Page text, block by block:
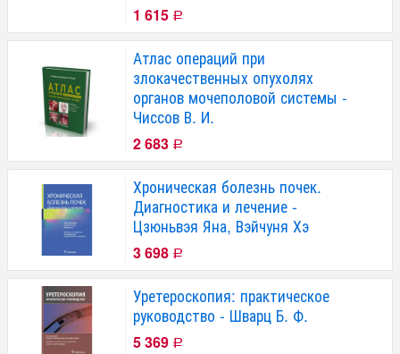
1 615 Р
Атлас операций при
злокачественных опухолях
органов мочеполовой системы -
Чиссов В. И.
2 683 Р
Хроническая болезнь почек.
Диагностика и лечение -
Цзюньвэя Яна, Вэйчуня Хэ
3 698 Р
Уретероскопия: практическое
руководство - Шварц Б. Ф.
5 369 Р